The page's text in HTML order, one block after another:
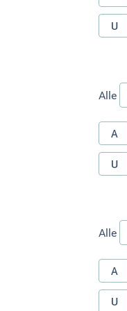
U
Alle
A
U
Alle
A
U